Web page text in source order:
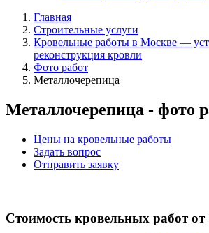
Главная
Строительные услуги
Кровельные работы в Москве —
реконструкция кровли
Фото работ
Металлочерепица
Металлочерепица - фото
Цены на кровельные работы
Задать вопрос
Отправить заявку
Стоимость кровельных работ